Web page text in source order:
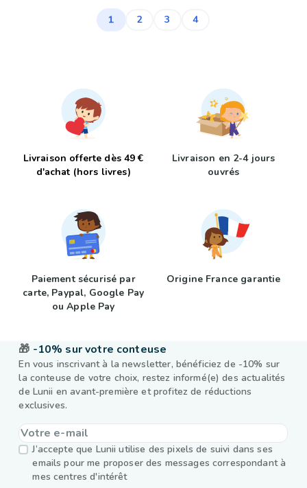
1 2 3 4
Livraison offerte dès 49 €
d'achat (hors livres)
Livraison en 2-4 jours
ouvrés
Paiement sécurisé par
carte, Paypal, Google Pay
ou Apple Pay
Origine France garantie
🎁 -10% sur votre conteuse
En vous inscrivant à la newsletter, bénéficiez de -10% sur
la conteuse de votre choix, restez informé(e) des actualités
de Lunii en avant-première et profitez de réductions
exclusives.
J’accepte que Lunii utilise des pixels de suivi dans ses
emails pour me proposer des messages correspondant à
mes centres d'intérêt